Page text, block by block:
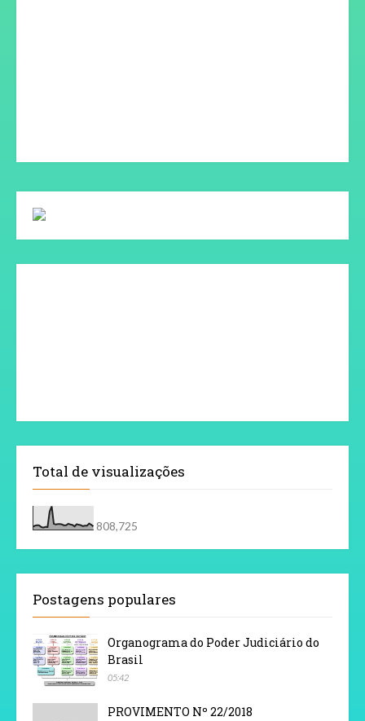
Total de visualizações
808,725
Postagens populares
Organograma do Poder Judiciário do
Brasil
05:42
PROVIMENTO Nº 22/2018